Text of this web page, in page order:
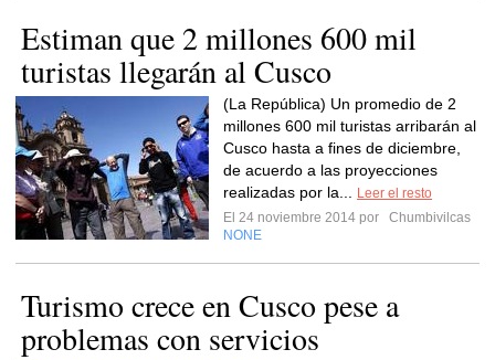
Estiman que 2 millones 600 mil
turistas llegarán al Cusco
(La República) Un promedio de 2
millones 600 mil turistas arribarán al
Cusco hasta a fines de diciembre,
de acuerdo a las proyecciones
realizadas por la...
Leer el resto
El 24 noviembre 2014 por
Chumbivilcas
NONE
Turismo crece en Cusco pese a
problemas con servicios